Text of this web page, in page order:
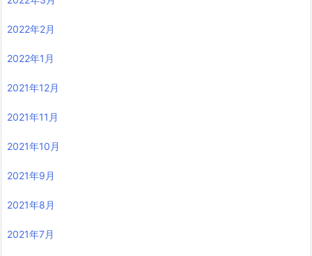
2022年2月
2022年1月
2021年12月
2021年11月
2021年10月
2021年9月
2021年8月
2021年7月